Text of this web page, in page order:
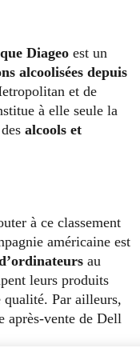
Diageo est un
alcoolisées depuis
et de
à elle seule la
alcools et
à ce classement
américaine est
au
leurs produits
qualité. Par ailleurs,
après-vente de Dell